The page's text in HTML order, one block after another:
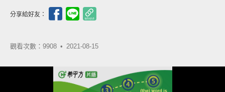
分享給好友：
觀看次數：9908 • 2021-08-15